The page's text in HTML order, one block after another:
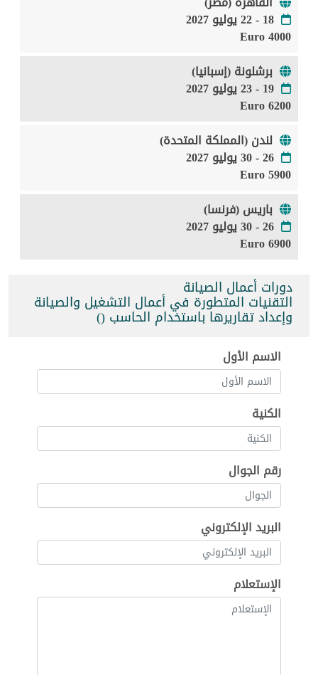
18 - 22 يوليو 2027
4000 Euro
برشلونة (إسبانيا)
19 - 23 يوليو 2027
6200 Euro
لندن (المملكة المتحدة)
26 - 30 يوليو 2027
5900 Euro
باريس (فرنسا)
26 - 30 يوليو 2027
6900 Euro
دورات أعمال الصيانة
التقنيات المتطورة في أعمال التشغيل والصيانة
وإعداد تقاريرها باستخدام الحاسب ()
الاسم الأول
الكنية
رقم الجوال
البريد الإلكتروني
الإستعلام